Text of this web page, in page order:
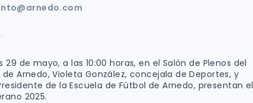
29 de mayo, a las 10:00 horas, en el Salón de Plenos del
Arnedo, Violeta González, concejala de Deportes, y
de la Escuela de Fútbol de Arnedo, presentan el
2025.